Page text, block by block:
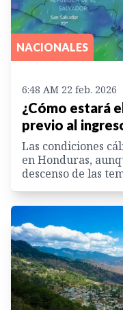
NACIONALES
6:48 AM 22 feb. 2026
¿Cómo estará
previo al
Las condiciones
en Honduras,
descenso de las